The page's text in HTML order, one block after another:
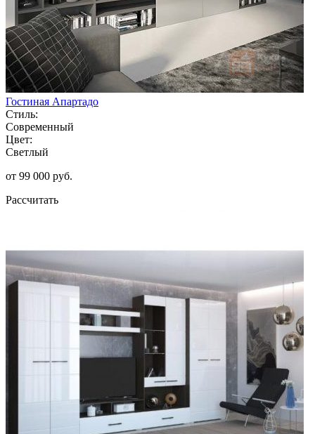
Гостиная Апартадо
Стиль:
Современный
Цвет:
Светлый
от 99 000 руб.
Рассчитать